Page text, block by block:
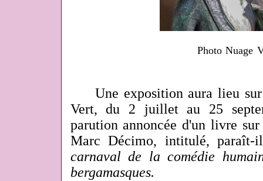
Photo Nuage
Une exposition aura lieu sur
Vert, du 2 juillet au 25
parution annoncée d'un livre
Marc Décimo, intitulé,
carnaval de la comédie
bergamasques.